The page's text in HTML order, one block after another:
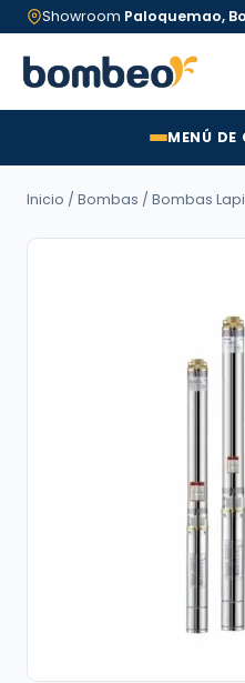
Showroom Paloquemao,
MENÚ DE
Inicio / Bombas / Bombas